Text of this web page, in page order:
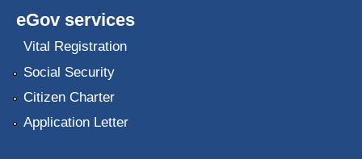
eGov services
Vital Registration
Social Security
Citizen Charter
Application Letter